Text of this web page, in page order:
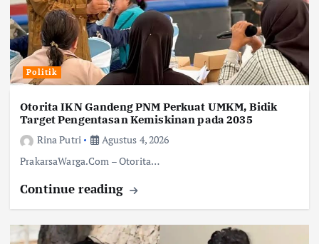
Politik
Otorita IKN Gandeng PNM Perkuat UMKM, Bidik
Target Pengentasan Kemiskinan pada 2035
Rina Putri
Agustus 4, 2026
PrakarsaWarga.Com – Otorita…
Continue reading